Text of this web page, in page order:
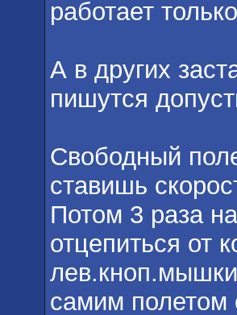
работает
А в других
пишутся
Свободный
ставишь
Потом 3 раза
отцепиться от
самим полетом